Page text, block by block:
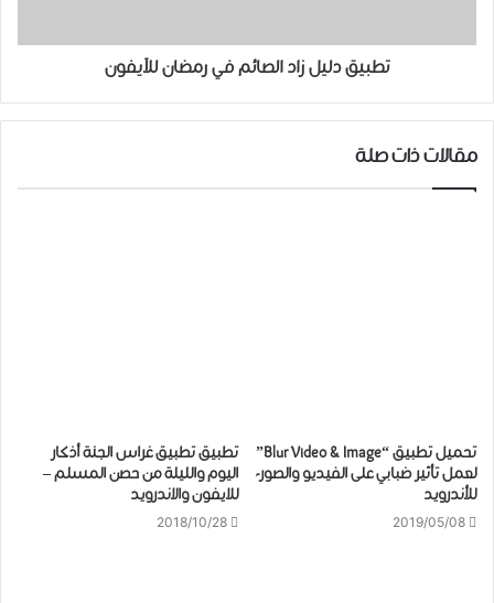
تطبيق دليل زاد الصائم في رمضان للآيفون
مقالات ذات صلة
تحميل ﺗﻄﺒﻴﻖ “Blur Video & Image”
لعمل تأثير ضبابي على الفيديو والصور-
للأندرويد
2019/05/08
تطبيق تطبيق غراس الجنة أذكار
اليوم والليلة من حصن المسلم –
للايفون والاندرويد
2018/10/28